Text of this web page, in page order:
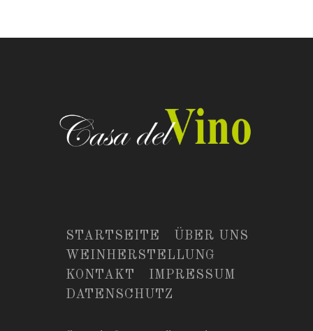
STARTSEITE
ÜBER UNS
WEINHERSTELLUNG
KONTAKT
IMPRESSUM
DATENSCHUTZ